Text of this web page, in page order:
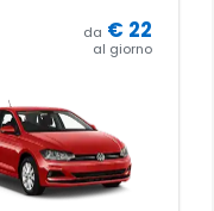
da € 22
al giorno